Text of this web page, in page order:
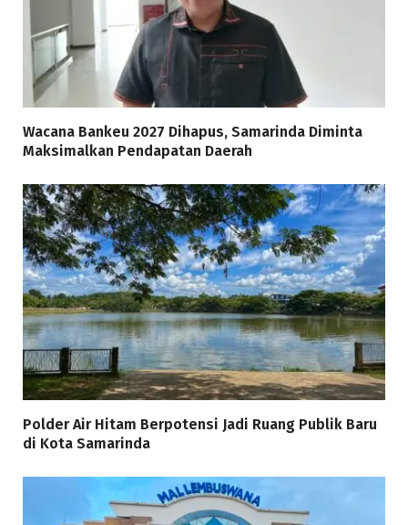
Wacana Bankeu 2027 Dihapus, Samarinda Diminta
Maksimalkan Pendapatan Daerah
Polder Air Hitam Berpotensi Jadi Ruang Publik Baru
di Kota Samarinda